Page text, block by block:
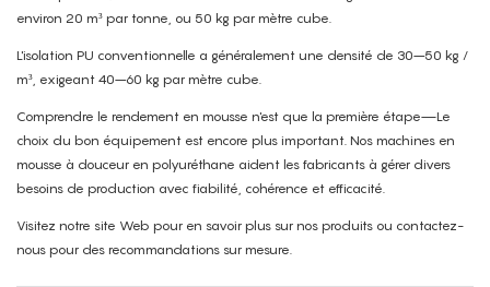
environ 20 m³ par tonne, ou 50 kg par mètre cube.
L'isolation PU conventionnelle a généralement une densité de 30–50 kg /
m³, exigeant 40–60 kg par mètre cube.
Comprendre le rendement en mousse n'est que la première étape—Le
choix du bon équipement est encore plus important. Nos machines en
mousse à douceur en polyuréthane aident les fabricants à gérer divers
besoins de production avec fiabilité, cohérence et efficacité.
Visitez notre site Web pour en savoir plus sur nos produits ou contactez-
nous pour des recommandations sur mesure.